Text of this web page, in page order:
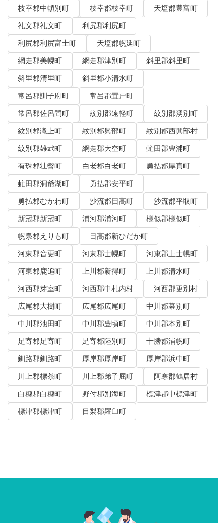
枝幸郡中頓別町
枝幸郡枝幸町
天塩郡豊富町
礼文郡礼文町
利尻郡利尻町
利尻郡利尻富士町
天塩郡幌延町
網走郡美幌町
網走郡津別町
斜里郡斜里町
斜里郡清里町
斜里郡小清水町
常呂郡訓子府町
常呂郡置戸町
常呂郡佐呂間町
紋別郡遠軽町
紋別郡湧別町
紋別郡滝上町
紋別郡興部町
紋別郡西興部村
紋別郡雄武町
網走郡大空町
虻田郡豊浦町
有珠郡壮瞥町
白老郡白老町
勇払郡厚真町
虻田郡洞爺湖町
勇払郡安平町
勇払郡むかわ町
沙流郡日高町
沙流郡平取町
新冠郡新冠町
浦河郡浦河町
様似郡様似町
幌泉郡えりも町
日高郡新ひだか町
河東郡音更町
河東郡士幌町
河東郡上士幌町
河東郡鹿追町
上川郡新得町
上川郡清水町
河西郡芽室町
河西郡中札内村
河西郡更別村
広尾郡大樹町
広尾郡広尾町
中川郡幕別町
中川郡池田町
中川郡豊頃町
中川郡本別町
足寄郡足寄町
足寄郡陸別町
十勝郡浦幌町
釧路郡釧路町
厚岸郡厚岸町
厚岸郡浜中町
川上郡標茶町
川上郡弟子屈町
阿寒郡鶴居村
白糠郡白糠町
野付郡別海町
標津郡中標津町
標津郡標津町
目梨郡羅臼町